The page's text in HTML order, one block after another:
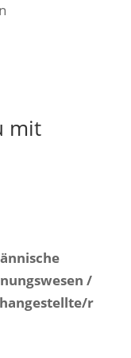
mit
/
r